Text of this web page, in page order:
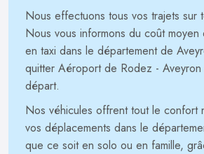
Nous effectuons tous vos trajets sur
Nous vous informons du coût
en taxi dans le département de
quitter Aéroport de Rodez - Aveyron
départ.
Nos véhicules offrent tout le confort
vos déplacements dans le
que ce soit en solo ou en famille,